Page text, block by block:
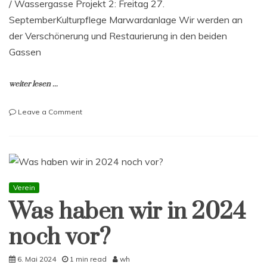
/ Wassergasse Projekt 2: Freitag 27.
SeptemberKulturpflege Marwardanlage Wir werden an
der Verschönerung und Restaurierung in den beiden
Gassen
weiter lesen ...
Leave a Commenton
schaffen
Verein
Was haben wir in 2024
noch vor?
6. Mai 2024 1 min read wh